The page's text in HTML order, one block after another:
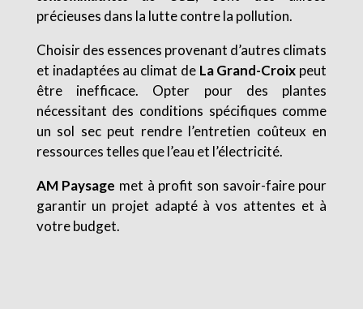
précieuses dans la lutte contre la pollution.
Choisir des essences provenant d’autres climats
et inadaptées au climat de La Grand-Croix peut
être inefficace. Opter pour des plantes
nécessitant des conditions spécifiques comme
un sol sec peut rendre l’entretien coûteux en
ressources telles que l’eau et l’électricité.
AM Paysage met à profit son savoir-faire pour
garantir un projet adapté à vos attentes et à
votre budget.